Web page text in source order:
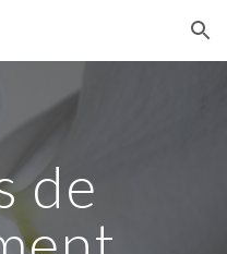
Skip to navigation
de